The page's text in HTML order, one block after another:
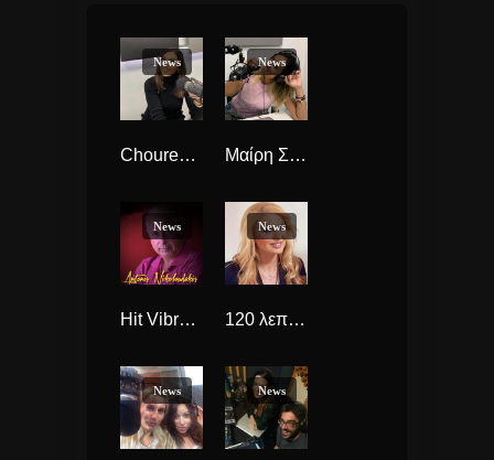
News
Choureal με την Μαρία Τσιρίκου
News
Μαίρη Σκουφά – Mary Mary
News
Hit Vibrations Με Τον Αντώνη Νικολουδάκη
News
120 λεπτά με την Μάγδα …. Τσέγκου
News News